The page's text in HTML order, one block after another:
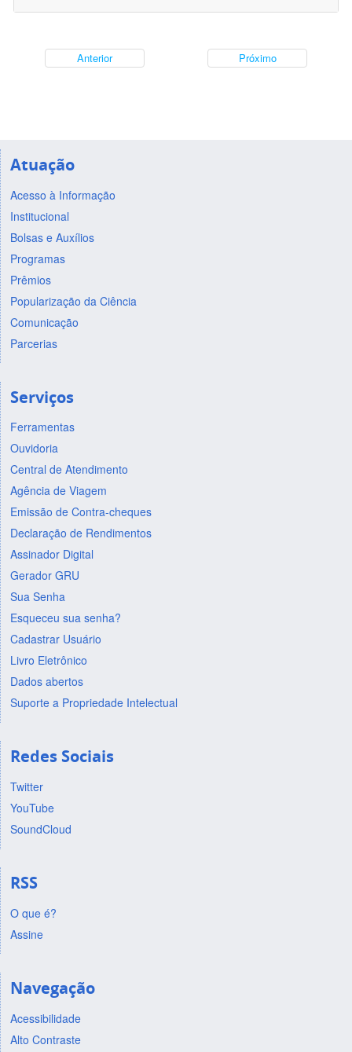
Anterior Próximo
Atuação
Acesso à Informação
Institucional
Bolsas e Auxílios
Programas
Prêmios
Popularização da Ciência
Comunicação
Parcerias
Serviços
Ferramentas
Ouvidoria
Central de Atendimento
Agência de Viagem
Emissão de Contra-cheques
Declaração de Rendimentos
Assinador Digital
Gerador GRU
Sua Senha
Esqueceu sua senha?
Cadastrar Usuário
Livro Eletrônico
Dados abertos
Suporte a Propriedade Intelectual
Redes Sociais
Twitter
YouTube
SoundCloud
RSS
O que é?
Assine
Navegação
Acessibilidade
Alto Contraste